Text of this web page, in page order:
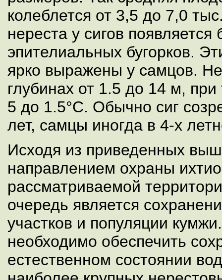
колеблется от 3,5 до 7,0
нереста у сигов
эпителиальных бугорков.
ярко выражены у самцов.
глубинах от 1.5 до 14 м,
5 до 1.5°С. Обычно сиг
лет, самцы иногда в 4-х
Исходя из приведенных
направлением охраны
рассматриваемой
очередь является
участков и популяции
необходимо обеспечить
естественном состоянии